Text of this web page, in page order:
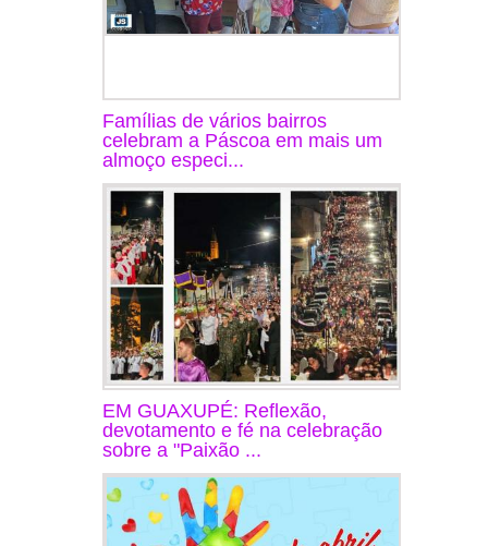
Famílias de vários bairros
celebram a Páscoa em mais um
almoço especi...
EM GUAXUPÉ: Reflexão,
devotamento e fé na celebração
sobre a "Paixão ...